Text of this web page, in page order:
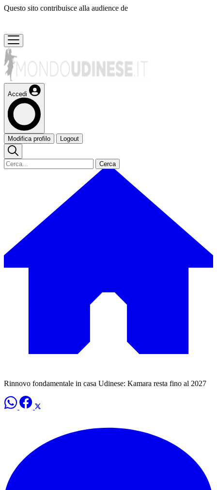
Questo sito contribuisce alla audience de
Accedi
Modifica profilo Logout
Cerca
Rinnovo fondamentale in casa Udinese: Kamara resta fino al 2027